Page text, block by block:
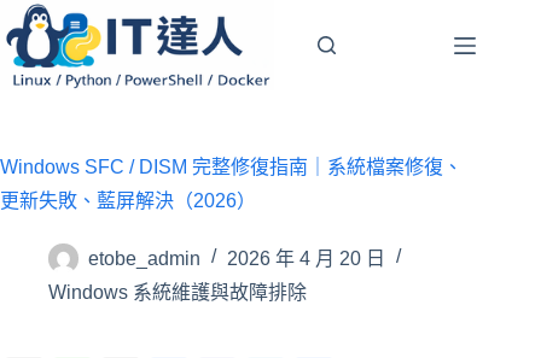
至
主
Windows SFC / DISM 完整修復指南｜系統檔案修復、
更新失敗、藍屏解決（2026）
etobe_admin
2026 年 4 月 20 日
Windows 系統維護與故障排除